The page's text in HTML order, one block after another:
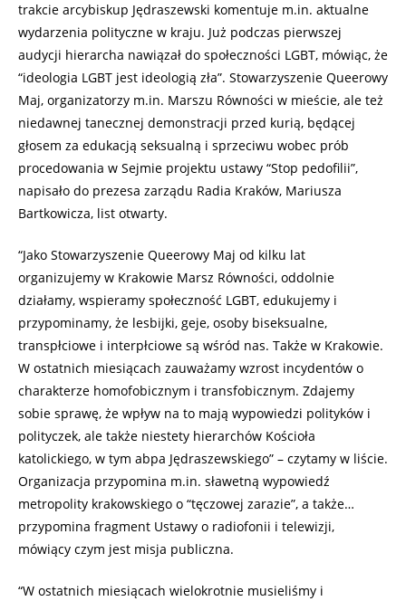
trakcie arcybiskup Jędraszewski komentuje m.in. aktualne
wydarzenia polityczne w kraju. Już podczas pierwszej
audycji hierarcha nawiązał do społeczności LGBT, mówiąc, że
“ideologia LGBT jest ideologią zła”. Stowarzyszenie Queerowy
Maj, organizatorzy m.in. Marszu Równości w mieście, ale też
niedawnej tanecznej demonstracji przed kurią, będącej
głosem za edukacją seksualną i sprzeciwu wobec prób
procedowania w Sejmie projektu ustawy “Stop pedofilii”,
napisało do prezesa zarządu Radia Kraków, Mariusza
Bartkowicza, list otwarty.
“Jako Stowarzyszenie Queerowy Maj od kilku lat
organizujemy w Krakowie Marsz Równości, oddolnie
działamy, wspieramy społeczność LGBT, edukujemy i
przypominamy, że lesbijki, geje, osoby biseksualne,
transpłciowe i interpłciowe są wśród nas. Także w Krakowie.
W ostatnich miesiącach zauważamy wzrost incydentów o
charakterze homofobicznym i transfobicznym. Zdajemy
sobie sprawę, że wpływ na to mają wypowiedzi polityków i
polityczek, ale także niestety hierarchów Kościoła
katolickiego, w tym abpa Jędraszewskiego” – czytamy w liście.
Organizacja przypomina m.in. sławetną wypowiedź
metropolity krakowskiego o “tęczowej zarazie”, a także…
przypomina fragment Ustawy o radiofonii i telewizji,
mówiący czym jest misja publiczna.
“W ostatnich miesiącach wielokrotnie musieliśmy i